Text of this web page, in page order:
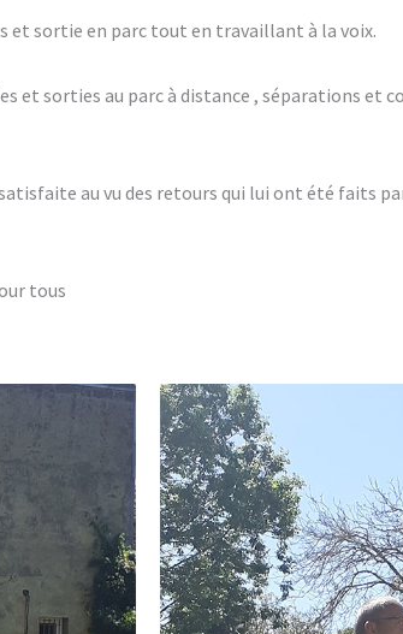
et sortie en parc tout en travaillant à la voix.
et sorties au parc à distance , séparations et
au vu des retours qui lui ont été faits
tous